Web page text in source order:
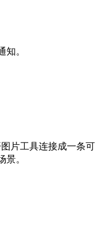
。
片工具连接成一条可
。